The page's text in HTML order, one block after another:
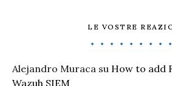
LE VOSTRE
Alejandro Muraca su How to add
Wazuh SIEM